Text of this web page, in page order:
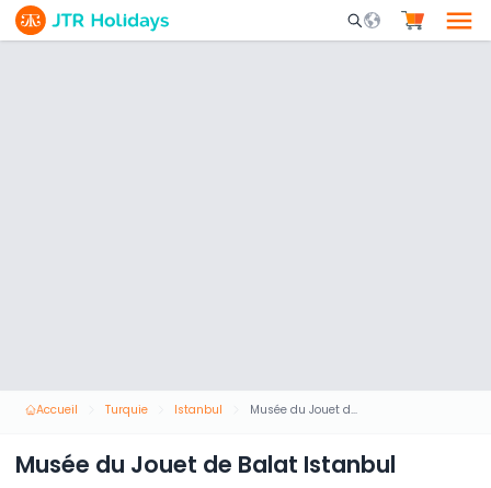
Mobile Search
Accueil Turquie Istanbul Musée du Jouet de Balat Istanbul
Musée du Jouet de Balat Istanbul